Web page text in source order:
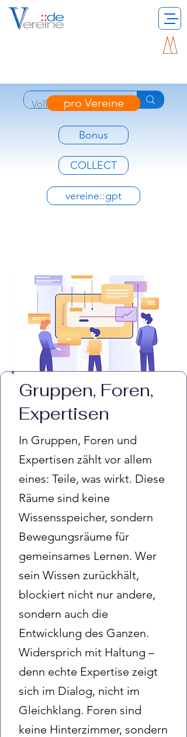
pro Vereine
Bonus
COLLECT
vereine::gpt
Gruppen, Foren,
Expertisen
In Gruppen, Foren und
Expertisen zählt vor allem
eines: Teile, was wirkt. Diese
Räume sind keine
Wissensspeicher, sondern
Bewegungsräume für
gemeinsames Lernen. Wer
sein Wissen zurückhält,
blockiert nicht nur andere,
sondern auch die
Entwicklung des Ganzen.
Widersprich mit Haltung –
denn echte Expertise zeigt
sich im Dialog, nicht im
Gleichklang. Foren sind
keine Hinterzimmer, sondern